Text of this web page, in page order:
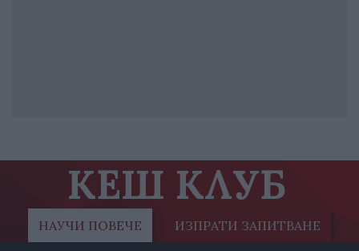
КЕШ КЛУБ
НАУЧИ ПОВЕЧЕ ИЗПРАТИ ЗАПИТВАНЕ